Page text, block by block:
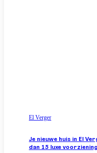
El Verger
Je nieuwe huis in El
dan 15 luxe